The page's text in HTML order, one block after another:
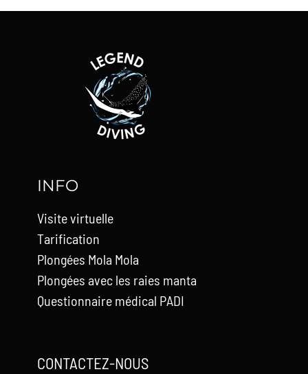
INFO
Visite virtuelle
Tarification
Plongées Mola Mola
Plongées avec les raies manta
Questionnaire médical PADI
CONTACTEZ-NOUS